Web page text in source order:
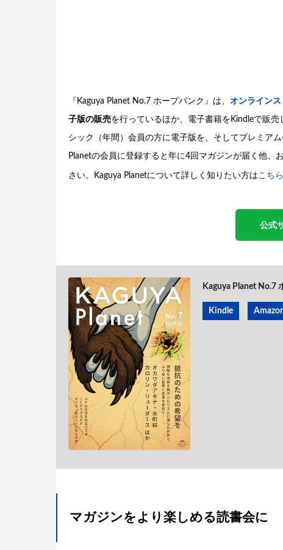
『Kaguya Planet No.7 ホープパンク』は、 オンラインス
子版の販売を行っているほか、電子書籍をKindleで販
シック（年間）会員の方に電子版を、そしてプレミア
Planetの会員に登録すると年に4回マガジンが届く他
さい。Kaguya Planetについて詳しく知りたい方はこちら
公式
Kaguya Planet No.7
Kindle
マガジンをより楽しめる読書会に